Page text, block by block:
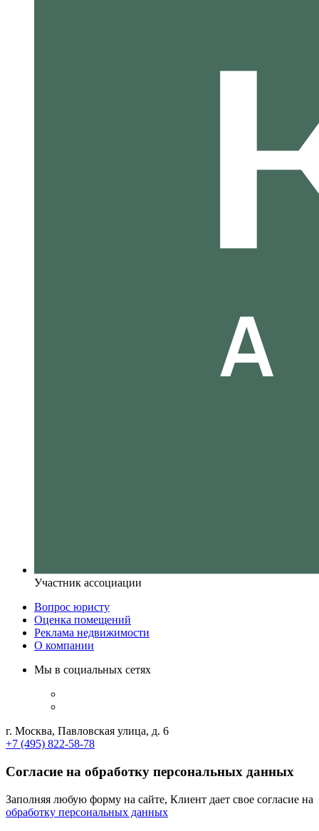
Участник ассоциации
Вопрос юристу
Оценка помещений
Реклама недвижимости
О компании
Мы в социальных сетях
г. Москва, Павловская улица, д. 6
+7 (495) 822-58-78
Согласие на обработку персональных данных
Заполняя любую форму на сайте, Клиент дает свое согласие на
обработку персональных данных